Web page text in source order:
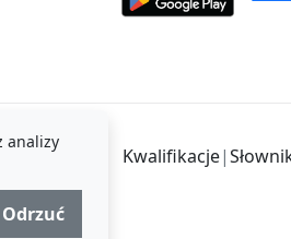
Kwalifikacje|
analizy
Odrzuć